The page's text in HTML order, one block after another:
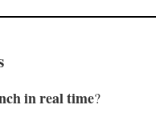
in real time?